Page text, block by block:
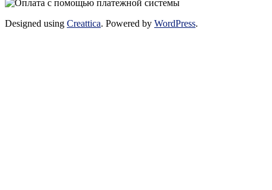
Designed using Creattica. Powered by WordPress.